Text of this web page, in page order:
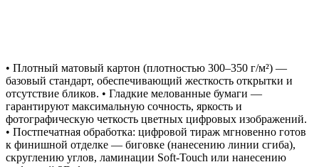
• Плотный матовый картон (плотностью 300–350 г/м²) —
базовый стандарт, обеспечивающий жесткость открытки и
отсутствие бликов. • Гладкие мелованные бумаги —
гарантируют максимальную сочность, яркость и
фотографическую четкость цветных цифровых изображений.
• Постпечатная обработка: цифровой тираж мгновенно готов
к финишной отделке — биговке (нанесению линии сгиба),
скруглению углов, ламинации Soft-Touch или нанесению